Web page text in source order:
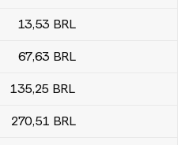
para Reais brasileiros
13,53 BRL
67,63 BRL
135,25 BRL
270,51 BRL